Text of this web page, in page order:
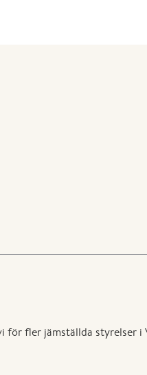
för fler jämställda styrelser i